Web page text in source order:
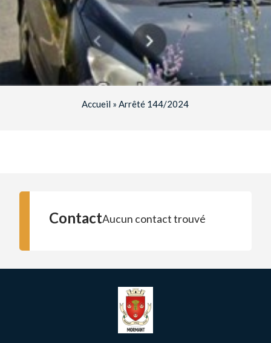
Accueil »Arrêté 144/2024
ContactAucun contact trouvé